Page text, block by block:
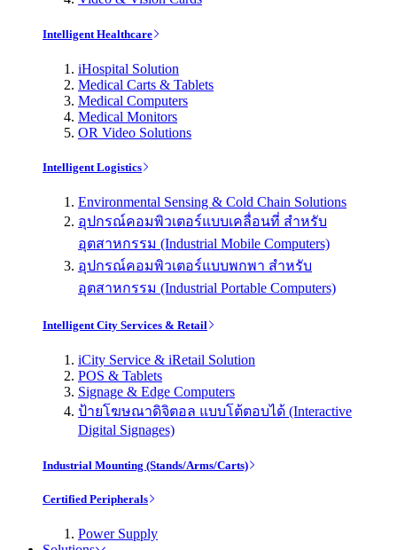
Intelligent Healthcare
iHospital Solution
Medical Carts & Tablets
Medical Computers
Medical Monitors
OR Video Solutions
Intelligent Logistics
Environmental Sensing & Cold Chain Solutions
อุปกรณ์คอมพิวเตอร์แบบเคลื่อนที่ สำหรับ
อุตสาหกรรม (Industrial Mobile Computers)
อุปกรณ์คอมพิวเตอร์แบบพกพา สำหรับ
อุตสาหกรรม (Industrial Portable Computers)
Intelligent City Services & Retail
iCity Service & iRetail Solution
POS & Tablets
Signage & Edge Computers
ป้ายโฆษณาดิจิตอล แบบโต้ตอบได้ (Interactive
Digital Signages)
Industrial Mounting (Stands/Arms/Carts)
Certified Peripherals
Power Supply